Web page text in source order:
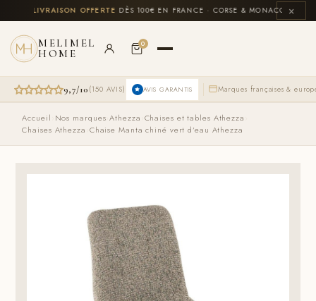
au
contenu
LIVRAISON OFFERTEDÈS 100€ EN FRANCE · CORSE & MONACO INCLUS
×
MELIMEL
HOME
0
9,7/10 (150 AVIS) AVIS GARANTIS Marques françaises &
Accueil Nos marques ›Athezza Chaises et tables Athezza
Chaises Athezza Chaise Manta chiné vert d’eau Athezza
prix
prix